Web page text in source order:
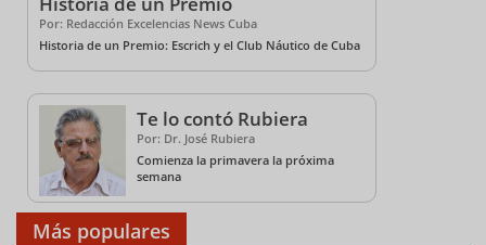
Por: Redacción Excelencias News Cuba
Historia de un Premio: Escrich y el Club Náutico de Cuba
Te lo contó Rubiera
Por: Dr. José Rubiera
Comienza la primavera la próxima
semana
Más populares